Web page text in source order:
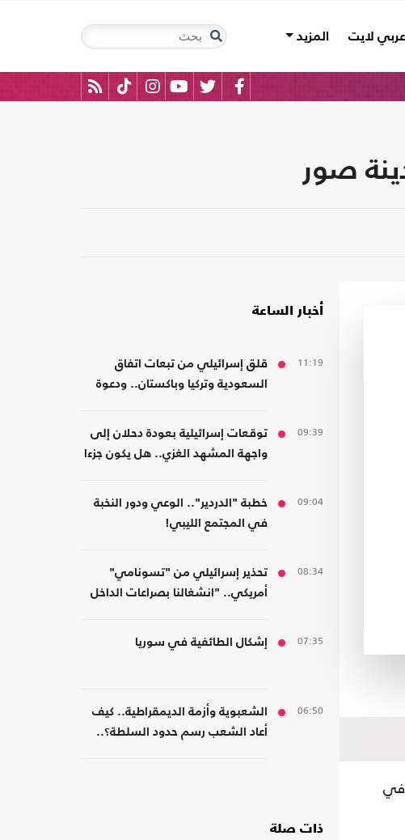
عربي لايت المزيد
صور
في
أخبار الساعة
11:19
قلق إسرائيلي من تبعات اتفاق
السعودية وتركيا وباكستان.. ودعوة
09:39
توقعات إسرائيلية بعودة دحلان إلى
واجهة المشهد الغزي.. هل يكون جزءا
09:04
خطبة "الدردير".. الوعي ودور النخبة
في المجتمع الليبي!
08:34
تحذير إسرائيلي من "تسونامي"
أمريكي.. "انشغالنا بصراعات الداخل
07:35 إشكال الطائفية في سوريا
06:50
الشعبوية وأزمة الديمقراطية.. كيف
أعاد الشعب رسم حدود السلطة؟..
ذات صلة